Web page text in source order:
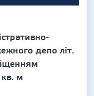
депо літ.
м